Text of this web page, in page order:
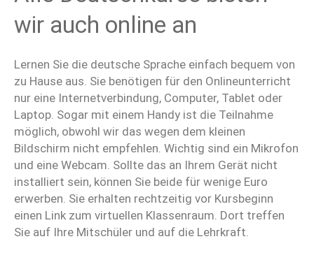
wir auch online an
Lernen Sie die deutsche Sprache einfach bequem von
zu Hause aus. Sie benötigen für den Onlineunterricht
nur eine Internetverbindung, Computer, Tablet oder
Laptop. Sogar mit einem Handy ist die Teilnahme
möglich, obwohl wir das wegen dem kleinen
Bildschirm nicht empfehlen. Wichtig sind ein Mikrofon
und eine Webcam. Sollte das an Ihrem Gerät nicht
installiert sein, können Sie beide für wenige Euro
erwerben. Sie erhalten rechtzeitig vor Kursbeginn
einen Link zum virtuellen Klassenraum. Dort treffen
Sie auf Ihre Mitschüler und auf die Lehrkraft.